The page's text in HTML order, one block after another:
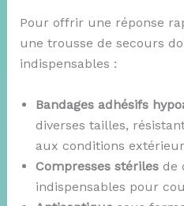
Pour offrir une réponse
une trousse de secours
indispensables :
Bandages adhésifs
diverses tailles,
aux conditions
Compresses stérilesde
indispensables pour